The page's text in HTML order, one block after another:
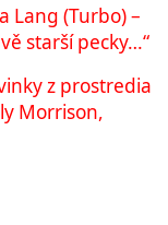
Lang (Turbo) –
starší pecky…“
z prostredia
Morrison,